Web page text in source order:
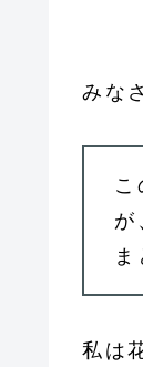
みな
こ
が
ま
私は